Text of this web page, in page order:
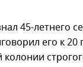
45-летнего
его к 20
колонии